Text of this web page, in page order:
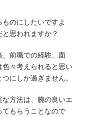
のにしたいですよ
思われますか？
前職での経験、面
々考えられると思い
にしか過ぎません。
方法は、腕の良いエ
もらうことなので